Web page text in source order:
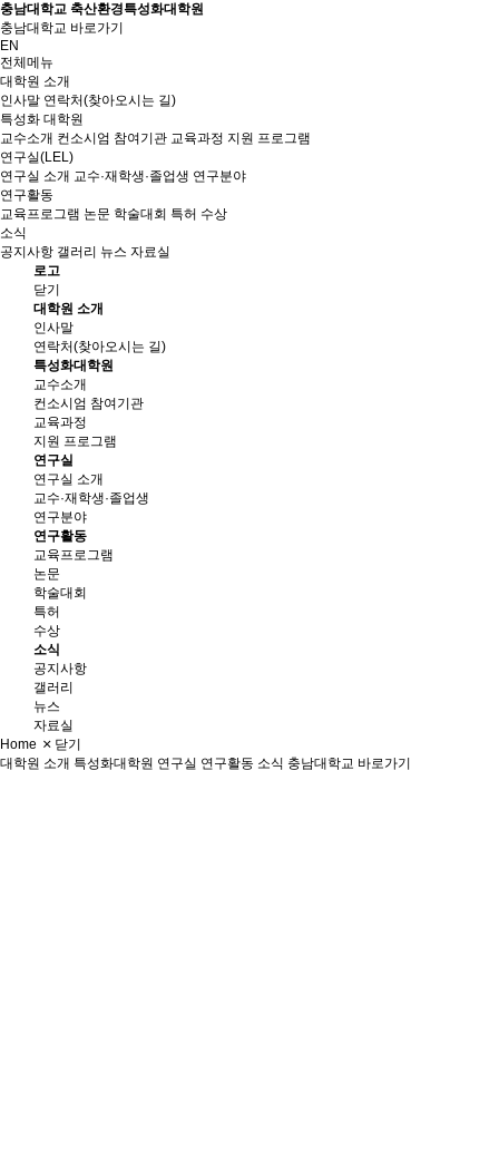
충남대학교 축산환경특성화대학원
충남대학교 바로가기
EN
전체메뉴
대학원 소개
인사말 연락처(찾아오시는 길)
특성화 대학원
교수소개 컨소시엄 참여기관 교육과정 지원 프로그램
연구실(LEL)
연구실 소개 교수·재학생·졸업생 연구분야
연구활동
교육프로그램 논문 학술대회 특허 수상
소식
공지사항 갤러리 뉴스 자료실
로고
닫기
대학원 소개
인사말
연락처(찾아오시는 길)
특성화대학원
교수소개
컨소시엄 참여기관
교육과정
지원 프로그램
연구실
연구실 소개
교수·재학생·졸업생
연구분야
연구활동
교육프로그램
논문
학술대회
특허
수상
소식
공지사항
갤러리
뉴스
자료실
Home
닫기
대학원 소개 특성화대학원 연구실 연구활동 소식 충남대학교 바로가기